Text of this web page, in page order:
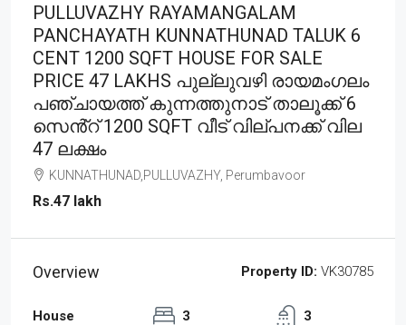
PULLUVAZHY RAYAMANGALAM
PANCHAYATH KUNNATHUNAD TALUK 6
CENT 1200 SQFT HOUSE FOR SALE
PRICE 47 LAKHS പുല്ലുവഴി രായമംഗലം
പഞ്ചായത്ത് കുന്നത്തുനാട് താലൂക്ക് 6
സെൻ്റ് 1200 SQFT വീട് വില്പനക്ക് വില
47 ലക്ഷം
KUNNATHUNAD,PULLUVAZHY, Perumbavoor
Rs.47 lakh
Overview Property ID: VK30785
House
3
3